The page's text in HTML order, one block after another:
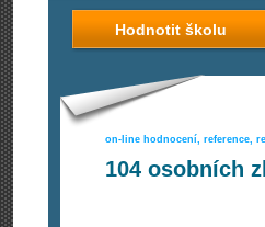
Hodnotit školu
on-line hodnocení, reference,
104 osobních